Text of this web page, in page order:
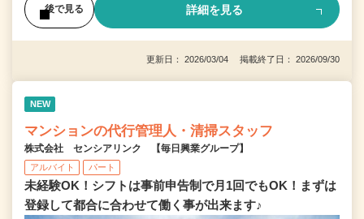
後で見る 詳細を見る
更新日： 2026/03/04 掲載終了日： 2026/09/30
NEW
マンションの代行管理人・清掃スタッフ
株式会社 センシアリンク 【毎日興業グループ】
アルバイト パート
未経験OK！シフトは事前申告制で月1回でもOK！まずは
登録して都合に合わせて働く事が出来ます♪